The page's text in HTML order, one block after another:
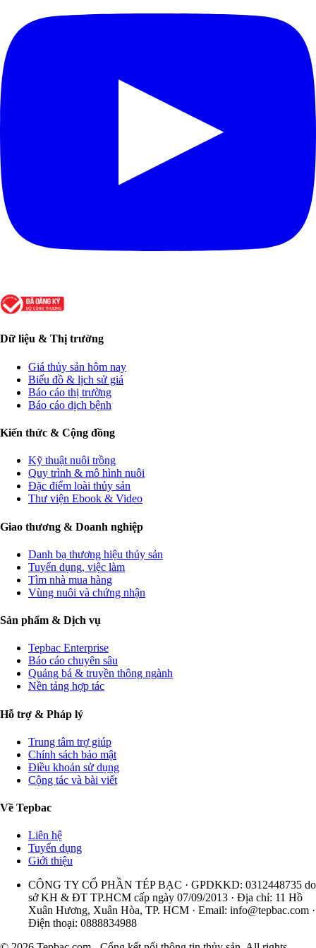
Dữ liệu & Thị trường
Giá thủy sản hôm nay
Biểu đồ & lịch sử giá
Báo cáo thị trường
Báo cáo dịch bệnh
Kiến thức & Cộng đồng
Kỹ thuật nuôi trồng
Quy trình & mô hình nuôi
Đặc điểm loài thủy sản
Thư viện Ebook & Video
Giao thương & Doanh nghiệp
Danh bạ thương hiệu thủy sản
Tuyển dụng, việc làm
Tìm nhà mua hàng
Vùng nuôi và chứng nhận
Sản phẩm & Dịch vụ
Tepbac Enterprise
Báo cáo chuyên sâu
Quảng bá & truyền thông ngành
Nền tảng hợp tác
Hỗ trợ & Pháp lý
Trung tâm trợ giúp
Chính sách bảo mật
Điều khoản sử dụng
Cộng tác và bài viết
Về Tepbac
Liên hệ
Tuyển dụng
Giới thiệu
CÔNG TY CỔ PHẦN TÉP BẠC · GPDKKD: 0312448735 do
sở KH & ĐT TP.HCM cấp ngày 07/09/2013 · Địa chỉ: 11 Hồ
Xuân Hương, Xuân Hòa, TP. HCM · Email: info@tepbac.com ·
Điện thoại: 0888834988